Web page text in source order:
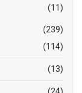
(11)
(239)
(114)
(13)
(24)